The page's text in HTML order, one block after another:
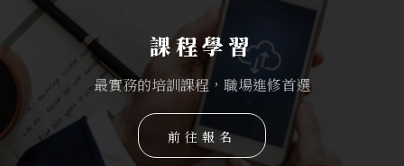
課程學習
最實務的培訓課程，職場進修首選
前往報名